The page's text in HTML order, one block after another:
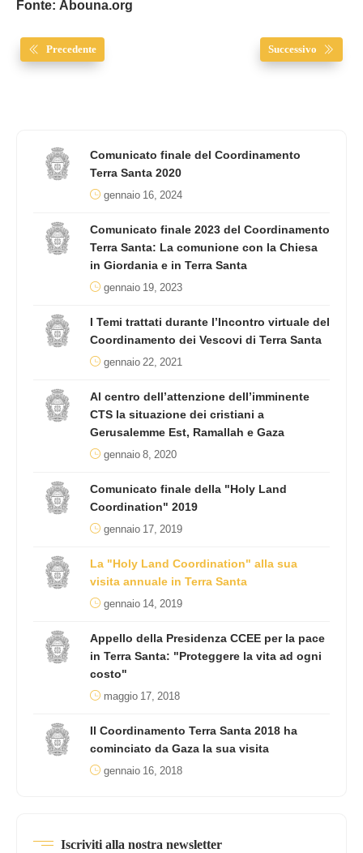
Fonte: Abouna.org
Precedente Successivo
Comunicato finale del Coordinamento
Terra Santa 2020
gennaio 16, 2024
Comunicato finale 2023 del Coordinamento
Terra Santa: La comunione con la Chiesa
in Giordania e in Terra Santa
gennaio 19, 2023
I Temi trattati durante l’Incontro virtuale del
Coordinamento dei Vescovi di Terra Santa
gennaio 22, 2021
Al centro dell’attenzione dell’imminente
CTS la situazione dei cristiani a
Gerusalemme Est, Ramallah e Gaza
gennaio 8, 2020
Comunicato finale della "Holy Land
Coordination" 2019
gennaio 17, 2019
La "Holy Land Coordination" alla sua
visita annuale in Terra Santa
gennaio 14, 2019
Appello della Presidenza CCEE per la pace
in Terra Santa: "Proteggere la vita ad ogni
costo"
maggio 17, 2018
Il Coordinamento Terra Santa 2018 ha
cominciato da Gaza la sua visita
gennaio 16, 2018
Iscriviti alla nostra newsletter